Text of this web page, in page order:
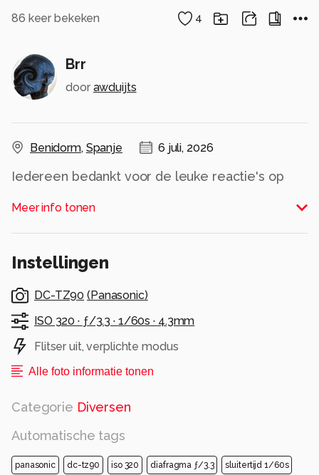
86 keer bekeken 4
Brr
door awduijts
Benidorm, Spanje 6 juli, 2026
Iedereen bedankt voor de leuke reactie's op
Meer info tonen
Instellingen
DC-TZ90 (Panasonic)
ISO 320 · ƒ/3.3 · 1/60s · 4.3mm
Flitser uit, verplichte modus
Alle foto informatie tonen
Categorie Diversen
Automatische tags
panasonic dc-tz90 iso 320 diafragma ƒ/3.3 sluitertijd 1/60s